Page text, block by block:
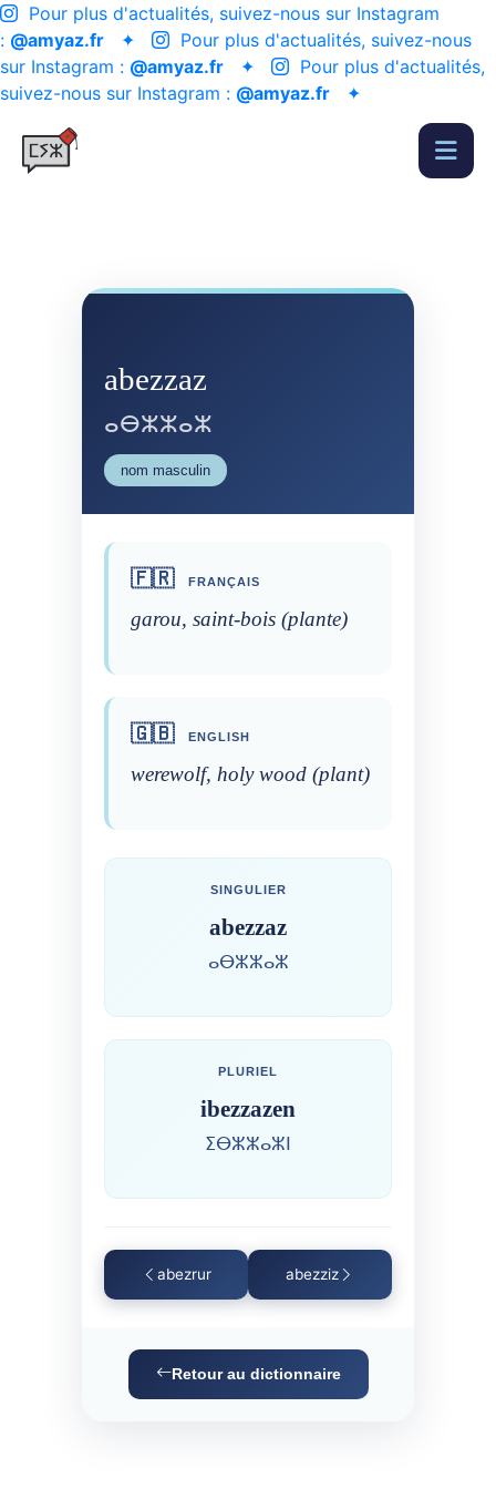
Pour plus d'actualités, suivez-nous sur Instagram
: @amyaz.fr ✦
Pour plus d'actualités, suivez-nous
sur Instagram : @amyaz.fr ✦
Pour plus d'actualités,
suivez-nous sur Instagram : @amyaz.fr ✦
abezzaz
ⴰⴱⵣⵣⴰⵣ
nom masculin
🇫🇷 FRANÇAIS
garou, saint-bois (plante)
🇬🇧 ENGLISH
werewolf, holy wood (plant)
SINGULIER
abezzaz
ⴰⴱⵣⵣⴰⵣ
PLURIEL
ibezzazen
ⵉⴱⵣⵣⴰⵣⵏ
abezrur abezziz
Retour au dictionnaire